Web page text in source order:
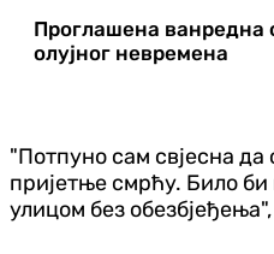
Проглашена ванредна
олујног невремена
"Потпуно сам свјесна да
пријетње смрћу. Било
улицом без обезбјеђења",